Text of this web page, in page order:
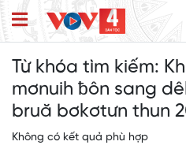
Từ khóa tìm kiếm:
mơnuih ƀôn sang
bruă bơkơtưn thun
Không có kết quả phù hợp